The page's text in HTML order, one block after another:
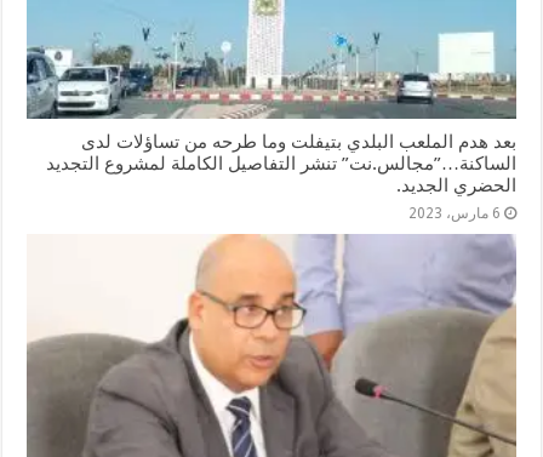
بعد هدم الملعب البلدي بتيفلت وما طرحه من تساؤلات لدى
الساكنة…”مجالس.نت” تنشر التفاصيل الكاملة لمشروع التجديد
الحضري الجديد.
6 مارس، 2023